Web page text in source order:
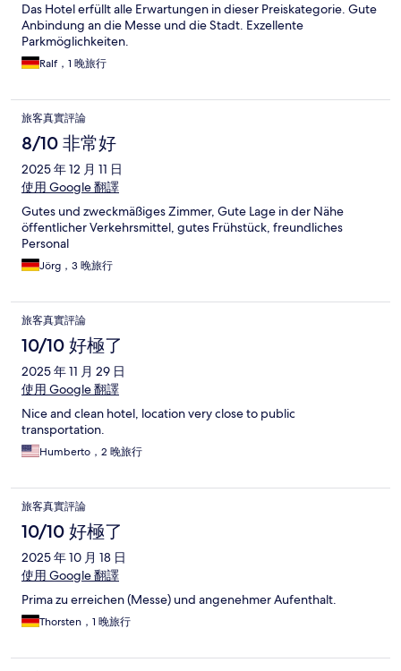
Das Hotel erfüllt alle Erwartungen in dieser Preiskategorie. Gute
Anbindung an die Messe und die Stadt. Exzellente
Parkmöglichkeiten.
Ralf，1 晚旅行
旅客真實評論
8/10 非常好
2025 年 12 月 11 日
使用 Google 翻譯
Gutes und zweckmäßiges Zimmer, Gute Lage in der Nähe
öffentlicher Verkehrsmittel, gutes Frühstück, freundliches
Personal
Jörg，3 晚旅行
旅客真實評論
10/10 好極了
2025 年 11 月 29 日
使用 Google 翻譯
Nice and clean hotel, location very close to public
transportation.
Humberto，2 晚旅行
旅客真實評論
10/10 好極了
2025 年 10 月 18 日
使用 Google 翻譯
Prima zu erreichen (Messe) und angenehmer Aufenthalt.
Thorsten，1 晚旅行